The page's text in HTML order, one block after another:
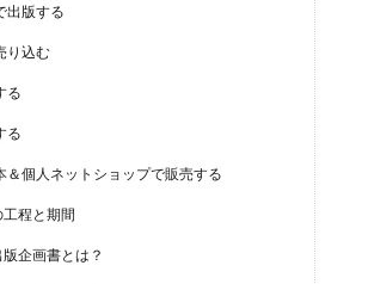
出版する
り込む
る
る
＆個人ネットショップで販売する
程と期間
企画書とは？